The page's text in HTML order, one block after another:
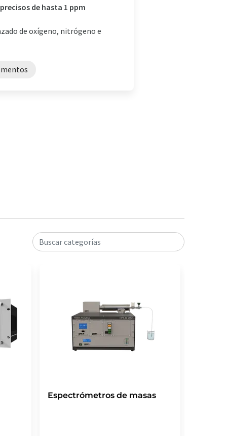
de hasta 1 ppm
de oxígeno, nitrógeno e
Buscar categorías
Espectrómetros de masas